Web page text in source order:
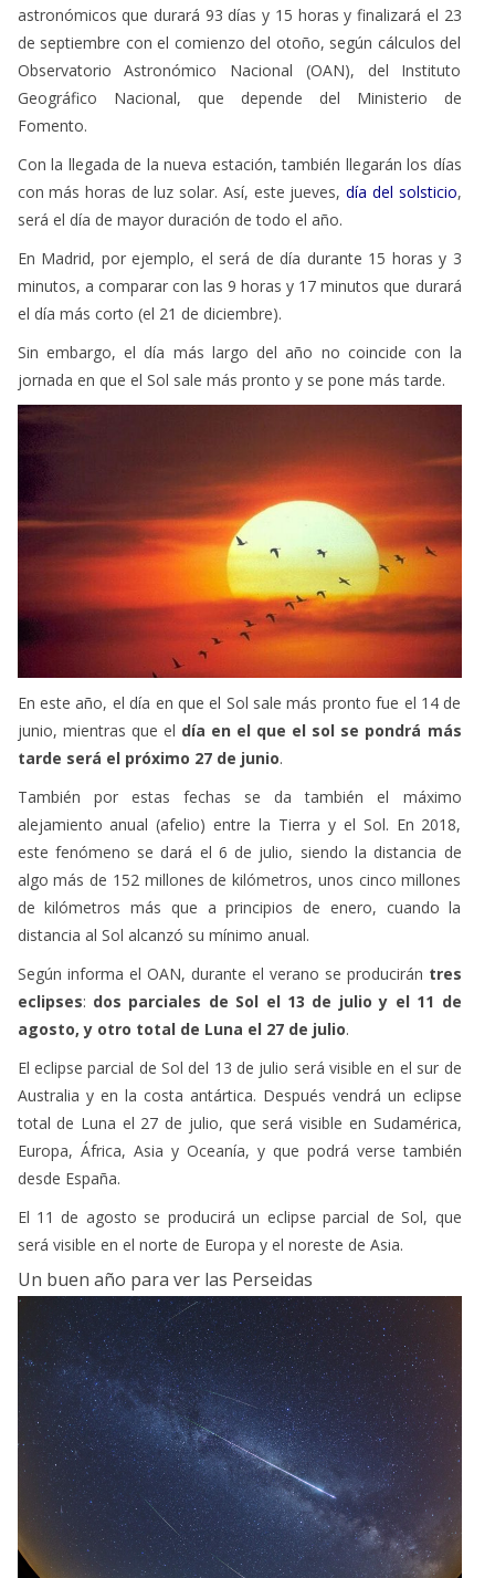
astronómicos que durará 93 días y 15 horas y finalizará el 23
de septiembre con el comienzo del otoño, según cálculos del
Observatorio Astronómico Nacional (OAN), del Instituto
Geográfico Nacional, que depende del Ministerio de
Fomento.
Con la llegada de la nueva estación, también llegarán los días
con más horas de luz solar. Así, este jueves,día del solsticio,
será el día de mayor duración de todo el año.
En Madrid, por ejemplo, el será de día durante 15 horas y 3
minutos, a comparar con las 9 horas y 17 minutos que durará
el día más corto (el 21 de diciembre).
Sin embargo, el día más largo del año no coincide con la
jornada en que el Sol sale más pronto y se pone más tarde.
En este año, el día en que el Sol sale más pronto fue el 14 de
junio, mientras que el día en el que el sol se pondrá más
tarde será el próximo 27 de junio.
También por estas fechas se da también el máximo
alejamiento anual (afelio) entre la Tierra y el Sol. En 2018,
este fenómeno se dará el 6 de julio, siendo la distancia de
algo más de 152 millones de kilómetros, unos cinco millones
de kilómetros más que a principios de enero, cuando la
distancia al Sol alcanzó su mínimo anual.
Según informa el OAN, durante el verano se producirán tres
eclipses: dos parciales de Sol el 13 de julio y el 11 de
agosto, y otro total de Luna el 27 de julio.
El eclipse parcial de Sol del 13 de julio será visible en el sur de
Australia y en la costa antártica. Después vendrá un eclipse
total de Luna el 27 de julio, que será visible en Sudamérica,
Europa, África, Asia y Oceanía, y que podrá verse también
desde España.
El 11 de agosto se producirá un eclipse parcial de Sol, que
será visible en el norte de Europa y el noreste de Asia.
Un buen año para ver las Perseidas